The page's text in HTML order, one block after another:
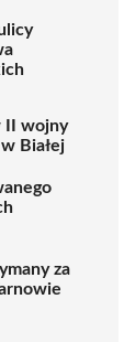
II wojny
Białej
za